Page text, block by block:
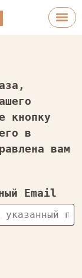
кнопку
в
вам
Email